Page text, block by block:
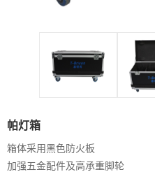
帕灯箱
箱体采用黑色防火板
加强五金配件及高承重脚轮